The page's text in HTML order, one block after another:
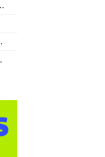
į Ispaniją
pamokų“
vartininką